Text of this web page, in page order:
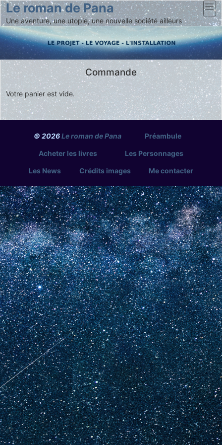
Le roman de Pana
Une aventure, une utopie, une nouvelle société ailleurs
Commande
Votre panier est vide.
© 2026Le roman de Pana Préambule
Acheter les livres Les Personnages
Les News Crédits images Me contacter